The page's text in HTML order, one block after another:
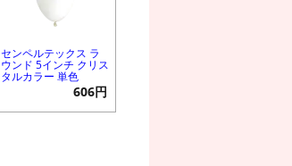
センペルテックス ラ
ウンド 5インチ クリス
タルカラー 単色
606円